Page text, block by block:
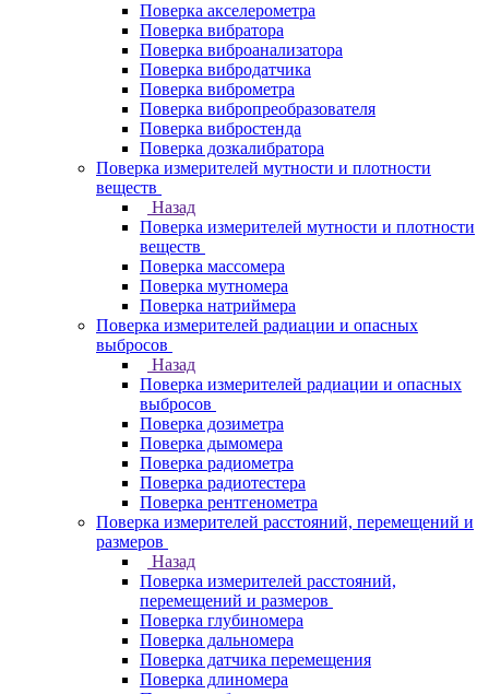
Поверка акселерометра
Поверка вибратора
Поверка виброанализатора
Поверка вибродатчика
Поверка виброметра
Поверка вибропреобразователя
Поверка вибростенда
Поверка дозкалибратора
Поверка измерителей мутности и плотности
веществ
Назад
Поверка измерителей мутности и плотности
веществ
Поверка массомера
Поверка мутномера
Поверка натриймера
Поверка измерителей радиации и опасных
выбросов
Назад
Поверка измерителей радиации и опасных
выбросов
Поверка дозиметра
Поверка дымомера
Поверка радиометра
Поверка радиотестера
Поверка рентгенометра
Поверка измерителей расстояний, перемещений и
размеров
Назад
Поверка измерителей расстояний,
перемещений и размеров
Поверка глубиномера
Поверка дальномера
Поверка датчика перемещения
Поверка длиномера